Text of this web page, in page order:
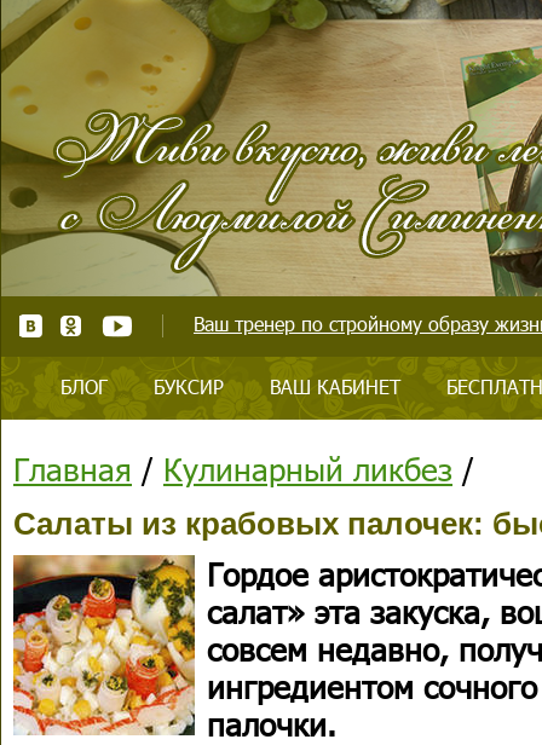
Ваш тренер по стройному образу
БЛОГ БУКСИР ВАШ КАБИНЕТ
Главная / Кулинарный ликбез /
Салаты из крабовых палочек:
Гордое
салат» эта закуска,
совсем недавно,
ингредиентом
палочки.